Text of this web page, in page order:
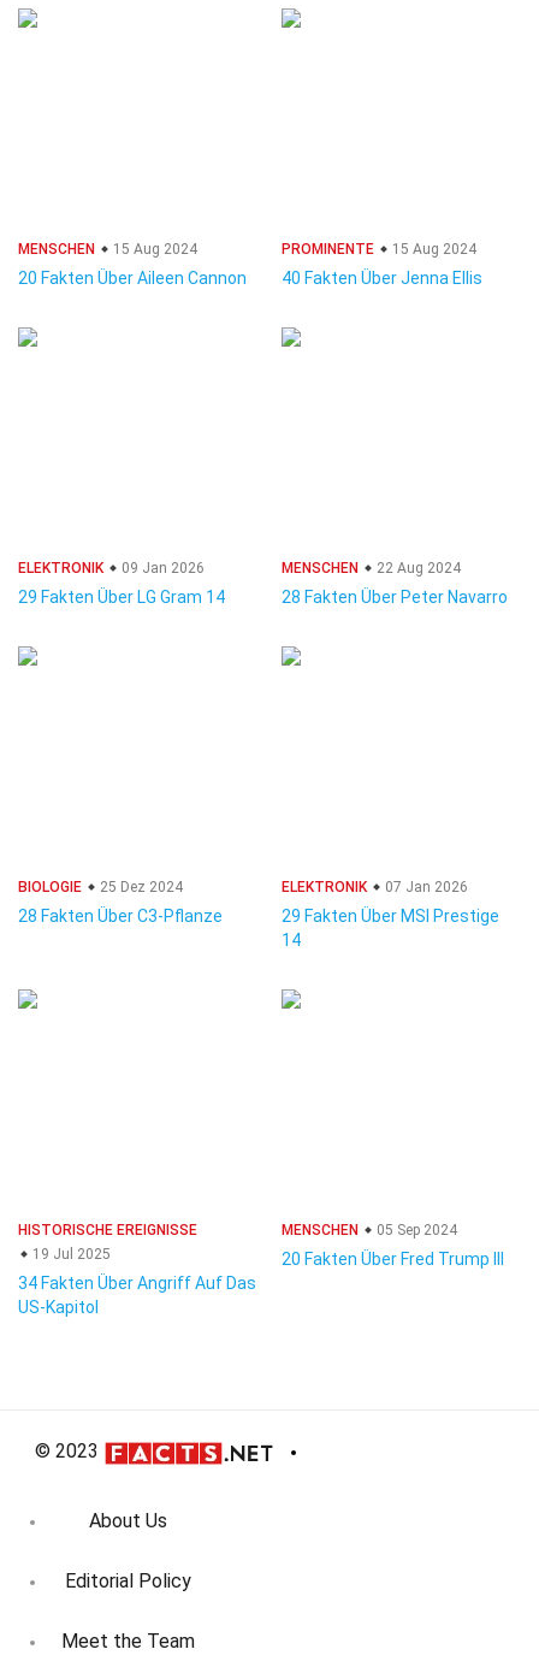
MENSCHEN 15 Aug 2024
20 Fakten Über Aileen Cannon
PROMINENTE 15 Aug 2024
40 Fakten Über Jenna Ellis
ELEKTRONIK 09 Jan 2026
29 Fakten Über LG Gram 14
MENSCHEN 22 Aug 2024
28 Fakten Über Peter Navarro
BIOLOGIE 25 Dez 2024
28 Fakten Über C3-Pflanze
ELEKTRONIK 07 Jan 2026
29 Fakten Über MSI Prestige
14
HISTORISCHE EREIGNISSE
19 Jul 2025
34 Fakten Über Angriff Auf Das
US-Kapitol
MENSCHEN 05 Sep 2024
20 Fakten Über Fred Trump III
© 2023
About Us
Editorial Policy
Meet the Team